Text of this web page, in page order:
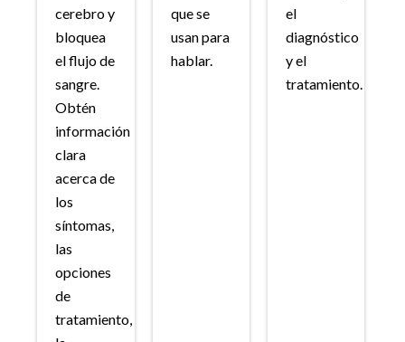
cerebro y
bloquea
el flujo de
sangre.
Obtén
información
clara
acerca de
los
síntomas,
las
opciones
de
tratamiento,
que se
usan para
hablar.
el
diagnóstico
y el
tratamiento.